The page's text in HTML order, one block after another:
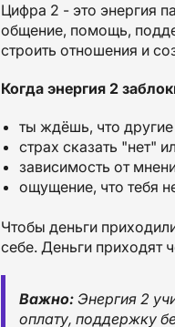
Цифра 2 - это энергия
общение, помощь,
строить отношения и
Когда энергия 2
ты ждёшь, что
страх сказать "нет"
зависимость от
ощущение, что тебя
Чтобы деньги
себе. Деньги приходят
Важно:Энергия 2
оплату, поддержку